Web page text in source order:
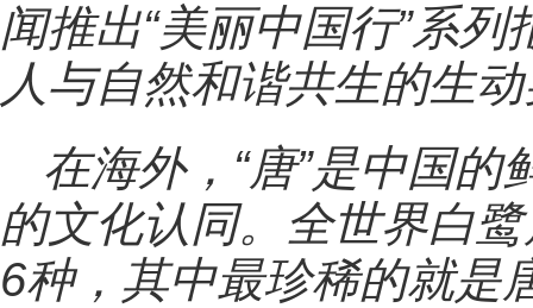
闻推出“美丽中国行”系
人与自然和谐共生的生
在海外，“唐”是中国
的文化认同。全世界白
6种，其中最珍稀的就是